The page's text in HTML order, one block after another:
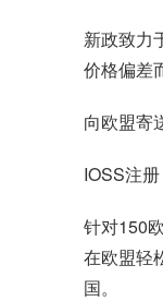
新政致力
价格偏差
向欧盟寄
IOSS注
针对150
在欧盟轻
国。